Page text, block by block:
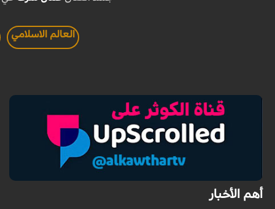
العالم الاسلامي
أهم الأخبار